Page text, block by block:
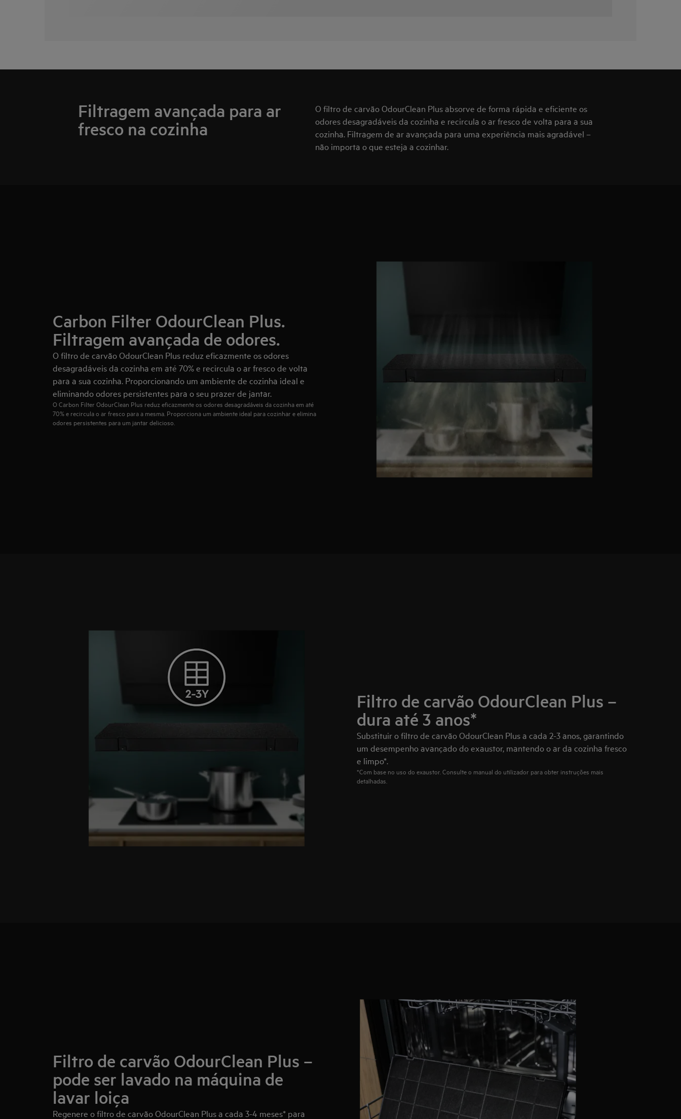
Filtragem avançada para ar
fresco na cozinha
O filtro de carvão OdourClean Plus absorve de forma rápida e eficiente os
odores desagradáveis da cozinha e recircula o ar fresco de volta para a sua
cozinha. Filtragem de ar avançada para uma experiência mais agradável –
não importa o que esteja a cozinhar.
Carbon Filter OdourClean Plus.
Filtragem avançada de odores.
O filtro de carvão OdourClean Plus reduz eficazmente os odores
desagradáveis da cozinha em até 70% e recircula o ar fresco de volta
para a sua cozinha. Proporcionando um ambiente de cozinha ideal e
eliminando odores persistentes para o seu prazer de jantar.
O Carbon Filter OdourClean Plus reduz eficazmente os odores desagradáveis da cozinha em até
70% e recircula o ar fresco para a mesma. Proporciona um ambiente ideal para cozinhar e elimina
odores persistentes para um jantar delicioso.
Filtro de carvão OdourClean Plus –
dura até 3 anos*
Substituir o filtro de carvão OdourClean Plus a cada 2-3 anos, garantindo
um desempenho avançado do exaustor, mantendo o ar da cozinha fresco
e limpo*.
*Com base no uso do exaustor. Consulte o manual do utilizador para obter instruções mais
detalhadas.
Filtro de carvão OdourClean Plus –
pode ser lavado na máquina de
lavar loiça
Regenere o filtro de carvão OdourClean Plus a cada 3-4 meses* para